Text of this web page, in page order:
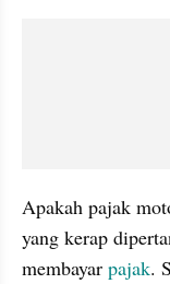
Apakah pajak
yang kerap
membayar pajak.